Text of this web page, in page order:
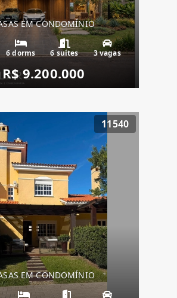
EM CONDOMÍNIO
6 dorms 6 suítes 3 vagas
R$ 9.200.000
11540
EM CONDOMÍNIO